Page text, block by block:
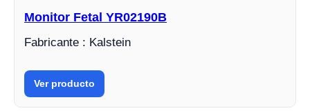
Monitor Fetal YR02190B
Fabricante : Kalstein
Ver producto